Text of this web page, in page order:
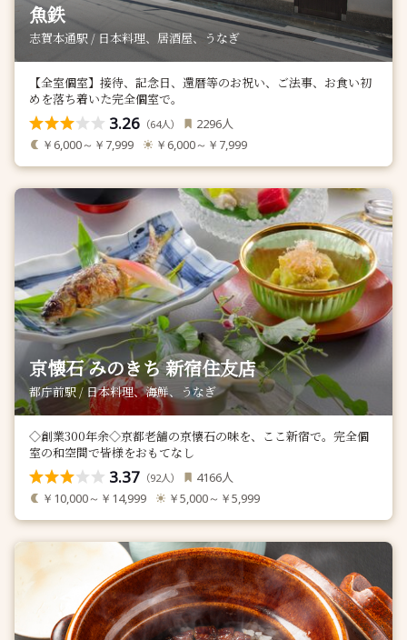
魚鉄
志賀本通駅 / 日本料理、居酒屋、うなぎ
【全室個室】接待、記念日、還暦等のお祝い、ご法事、お食い初
めを落ち着いた完全個室で。
3.26 （64人） 2296人
￥6,000～￥7,999 ￥6,000～￥7,999
京懐石 みのきち 新宿住友店
都庁前駅 / 日本料理、海鮮、うなぎ
◇創業300年余◇京都老舗の京懐石の味を、ここ新宿で。完全個
室の和空間で皆様をおもてなし
3.37 （92人） 4166人
￥10,000～￥14,999 ￥5,000～￥5,999